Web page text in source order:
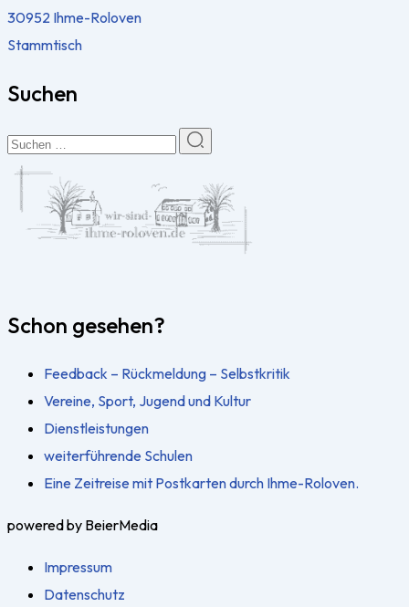
30952 Ihme-Roloven
Stammtisch
Suchen
Schon gesehen?
Feedback – Rückmeldung – Selbstkritik
Vereine, Sport, Jugend und Kultur
Dienstleistungen
weiterführende Schulen
Eine Zeitreise mit Postkarten durch Ihme-Roloven.
powered by BeierMedia
Impressum
Datenschutz